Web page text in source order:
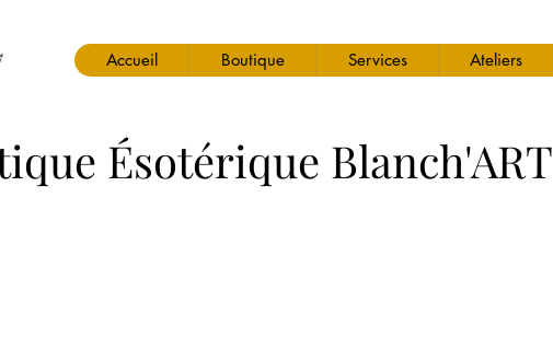
Accueil Boutique Services Ateliers
Ésotérique Blanch'ART